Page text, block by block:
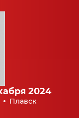
2024
Плавск